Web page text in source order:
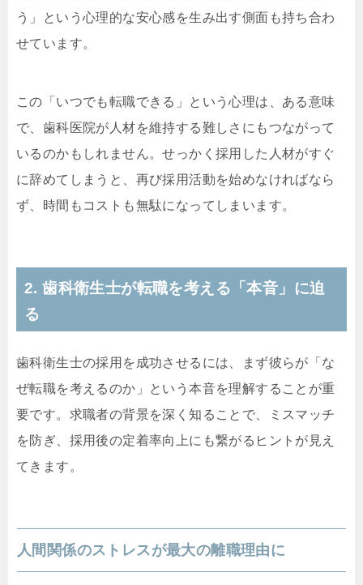
う」という心理的な安心感を生み出す側面も持ち合わ
せています。
この「いつでも転職できる」という心理は、ある意味
で、歯科医院が人材を維持する難しさにもつながって
いるのかもしれません。せっかく採用した人材がすぐ
に辞めてしまうと、再び採用活動を始めなければなら
ず、時間もコストも無駄になってしまいます。
2. 歯科衛生士が転職を考える「本音」に迫
る
歯科衛生士の採用を成功させるには、まず彼らが「な
ぜ転職を考えるのか」という本音を理解することが重
要です。求職者の背景を深く知ることで、ミスマッチ
を防ぎ、採用後の定着率向上にも繋がるヒントが見え
てきます。
人間関係のストレスが最大の離職理由に